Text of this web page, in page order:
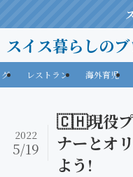
スイス暮らしの
レストラン 海外育児
🇨🇭現役プ
ナーとオ
よう!
2022
5/19